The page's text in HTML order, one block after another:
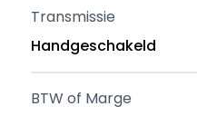
Transmissie
Handgeschakeld
BTW of Marge